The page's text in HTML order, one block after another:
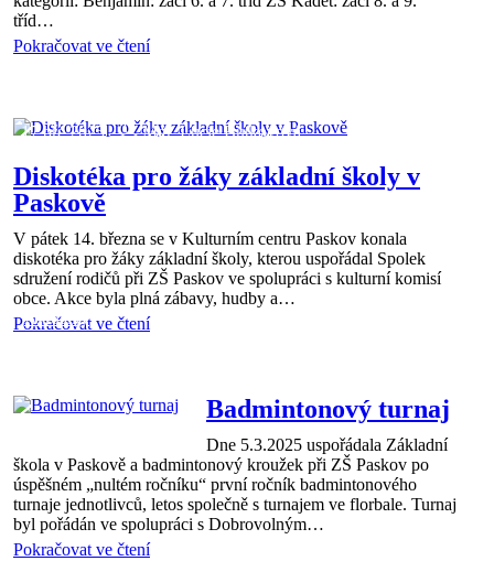
tříd…
Pokračovat ve čtení
17 bře 2025
Mgr. Lucie Butkovová
Diskotéka pro žáky základní školy v
Paskově
V pátek 14. března se v Kulturním centru Paskov konala
diskotéka pro žáky základní školy, kterou uspořádal Spolek
sdružení rodičů při ZŠ Paskov ve spolupráci s kulturní komisí
obce. Akce byla plná zábavy, hudby a…
Pokračovat ve čtení
Aktuality
Badmintonový turnaj
Dne 5.3.2025 uspořádala Základní
škola v Paskově a badmintonový kroužek při ZŠ Paskov po
úspěšném „nultém ročníku“ první ročník badmintonového
turnaje jednotlivců, letos společně s turnajem ve florbale. Turnaj
byl pořádán ve spolupráci s Dobrovolným…
Pokračovat ve čtení